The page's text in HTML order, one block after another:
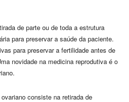
de parte ou de toda a estrutura
para preservar a saúde da paciente.
para preservar a fertilidade antes de
novidade na medicina reprodutiva é o
consiste na retirada de